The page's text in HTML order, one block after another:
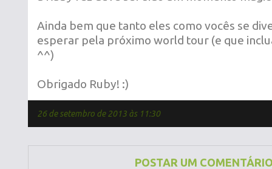
Ainda bem que tanto eles como vocês se
esperar pela próximo world tour (e que
^^)
Obrigado Ruby! :)
26 de setembro de 2013 às 11:30
POSTAR UM